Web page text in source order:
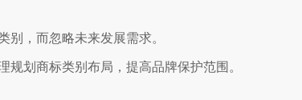
别，而忽略未来发展需求。
划商标类别布局，提高品牌保护范围。